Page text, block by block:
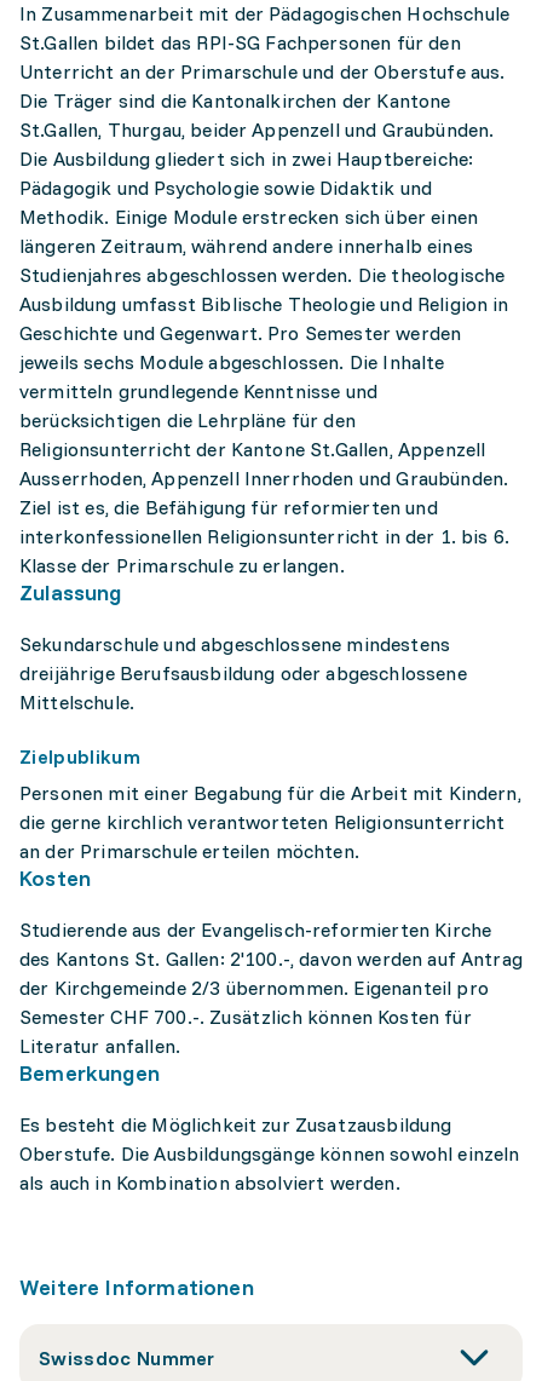
In Zusammenarbeit mit der Pädagogischen Hochschule
St.Gallen bildet das RPI-SG Fachpersonen für den
Unterricht an der Primarschule und der Oberstufe aus.
Die Träger sind die Kantonalkirchen der Kantone
St.Gallen, Thurgau, beider Appenzell und Graubünden.
Die Ausbildung gliedert sich in zwei Hauptbereiche:
Pädagogik und Psychologie sowie Didaktik und
Methodik. Einige Module erstrecken sich über einen
längeren Zeitraum, während andere innerhalb eines
Studienjahres abgeschlossen werden. Die theologische
Ausbildung umfasst Biblische Theologie und Religion in
Geschichte und Gegenwart. Pro Semester werden
jeweils sechs Module abgeschlossen. Die Inhalte
vermitteln grundlegende Kenntnisse und
berücksichtigen die Lehrpläne für den
Religionsunterricht der Kantone St.Gallen, Appenzell
Ausserrhoden, Appenzell Innerrhoden und Graubünden.
Ziel ist es, die Befähigung für reformierten und
interkonfessionellen Religionsunterricht in der 1. bis 6.
Klasse der Primarschule zu erlangen.
Zulassung
Sekundarschule und abgeschlossene mindestens
dreijährige Berufsausbildung oder abgeschlossene
Mittelschule.
Zielpublikum
Personen mit einer Begabung für die Arbeit mit Kindern,
die gerne kirchlich verantworteten Religionsunterricht
an der Primarschule erteilen möchten.
Kosten
Studierende aus der Evangelisch-reformierten Kirche
des Kantons St. Gallen: 2'100.-, davon werden auf Antrag
der Kirchgemeinde 2/3 übernommen. Eigenanteil pro
Semester CHF 700.-. Zusätzlich können Kosten für
Literatur anfallen.
Bemerkungen
Es besteht die Möglichkeit zur Zusatzausbildung
Oberstufe. Die Ausbildungsgänge können sowohl einzeln
als auch in Kombination absolviert werden.
Weitere Informationen
Swissdoc Nummer